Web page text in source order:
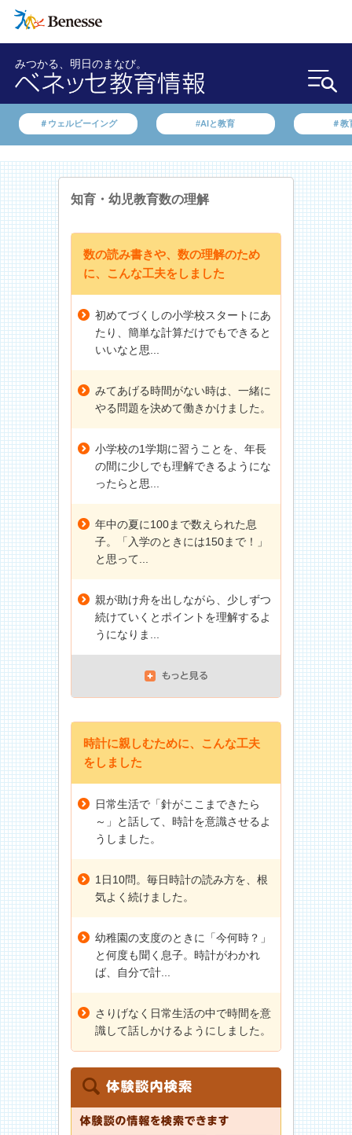
みつかる、明日のまなび。
＃ウェルビーイング #AIと教育 ＃教
知育・幼児教育数の理解
数の読み書きや、数の理解のため
に、こんな工夫をしました
初めてづくしの小学校スタートにあ
たり、簡単な計算だけでもできると
いいなと思...
みてあげる時間がない時は、一緒に
やる問題を決めて働きかけました。
小学校の1学期に習うことを、年長
の間に少しでも理解できるようにな
ったらと思...
年中の夏に100まで数えられた息
子。「入学のときには150まで！」
と思って...
親が助け舟を出しながら、少しずつ
続けていくとポイントを理解するよ
うになりま...
時計に親しむために、こんな工夫
をしました
日常生活で「針がここまできたら
～」と話して、時計を意識させるよ
うしました。
1日10問。毎日時計の読み方を、根
気よく続けました。
幼稚園の支度のときに「今何時？」
と何度も聞く息子。時計がわかれ
ば、自分で計...
さりげなく日常生活の中で時間を意
識して話しかけるようにしました。